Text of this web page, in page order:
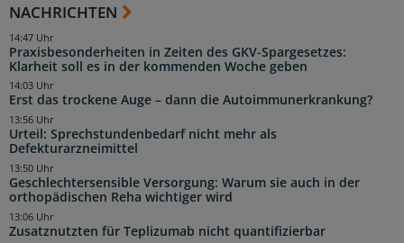
NACHRICHTEN
Praxisbesonderheiten in Zeiten des GKV-Spargesetzes:
Klarheit soll es in der kommenden Woche geben
14:47 Uhr
Erst das trockene Auge – dann die Autoimmunerkrankung?
14:03 Uhr
Urteil: Sprechstundenbedarf nicht mehr als
Defekturarzneimittel
13:56 Uhr
Geschlechtersensible Versorgung: Warum sie auch in der
orthopädischen Reha wichtiger wird
13:50 Uhr
Zusatznutzten für Teplizumab nicht quantifizierbar
13:06 Uhr